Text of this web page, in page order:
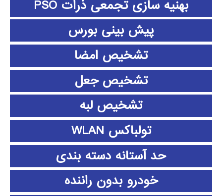
بهنیه سازی تجمعی ذرات PSO
پیش بینی بورس
تشخیص امضا
تشخیص جعل
تشخیص لبه
تولباکس WLAN
حد آستانه دسته بندی
خودرو بدون راننده